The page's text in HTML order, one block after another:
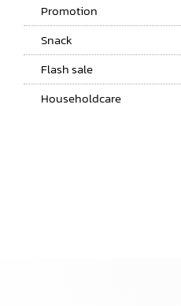
Promotion
Snack
Flash sale
Householdcare